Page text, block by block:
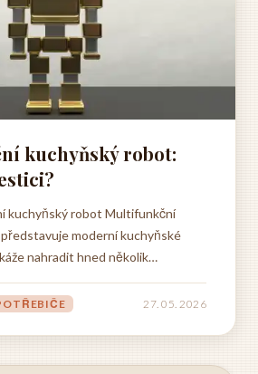
kuchyňský robot:
kuchyňský robot Multifunkční
moderní kuchyňské
nahradit hned několik
Tento všestranný pomocník se
27. 05. 2026